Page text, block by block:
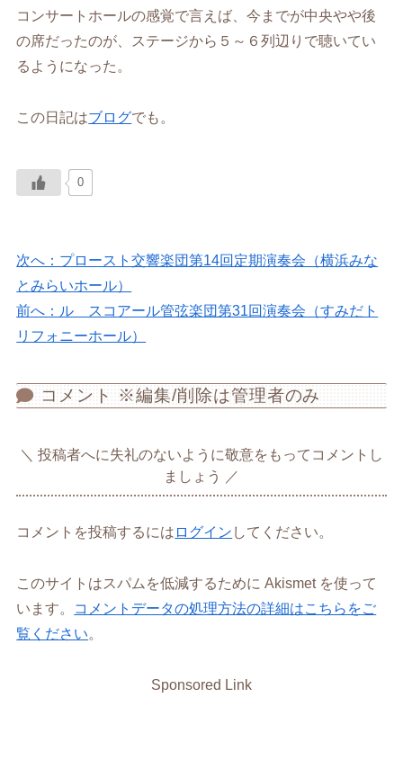
コンサートホールの感覚で言えば、今までが中央やや後
の席だったのが、ステージから５～６列辺りで聴いてい
るようになった。
この日記はブログでも。
0
次へ：プロースト交響楽団第14回定期演奏会（横浜みな
とみらいホール）
前へ：ル スコアール管弦楽団第31回演奏会（すみだト
リフォニーホール）
コメント ※編集/削除は管理者のみ
投稿者へに失礼のないように敬意をもってコメントし
ましょう
コメントを投稿するには ログイン してください。
このサイトはスパムを低減するために Akismet を使って
います。
コメントデータの処理方法の詳細はこちらをご
覧ください。
Sponsored Link